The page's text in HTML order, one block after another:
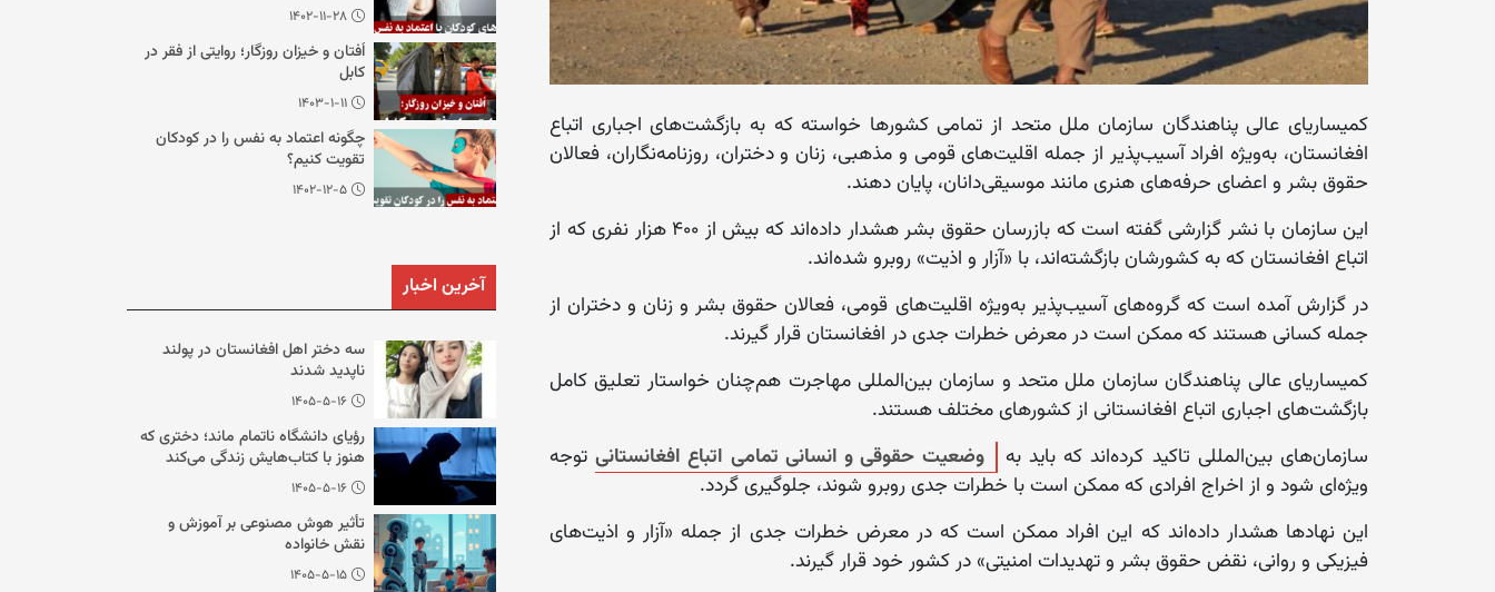
کمیساریای عالی پناهندگان سازمان ملل متحد از تمامی کشورها خواسته که به بازگشت‌های اجباری اتباع
افغانستان، به‌ویژه افراد آسیب‌پذیر از جمله اقلیت‌های قومی و مذهبی، زنان و دختران، روزنامه‌نگاران، فعالان
حقوق بشر و اعضای حرفه‌های هنری مانند موسیقی‌دانان، پایان دهند.
این سازمان با نشر گزارشی گفته است که بازرسان حقوق بشر هشدار داده‌اند که بیش از ۴۰۰ هزار نفری که از
اتباع افغانستان که به کشورشان بازگشته‌اند، با «آزار و اذیت» روبرو شده‌اند.
در گزارش آمده است که گروه‌های آسیب‌پذیر به‌ویژه اقلیت‌های قومی، فعالان حقوق بشر و زنان و دختران از
جمله کسانی هستند که ممکن است در معرض خطرات جدی در افغانستان قرار گیرند.
کمیساریای عالی پناهندگان سازمان ملل متحد و سازمان بین‌المللی مهاجرت هم‌چنان خواستار تعلیق کامل
بازگشت‌های اجباری اتباع افغانستانی از کشورهای مختلف هستند.
سازمان‌های بین‌المللی تاکید کرده‌اند که باید به
وضعیت حقوقی و انسانی تمامی اتباع افغانستانیتوجه
ویژه‌ای شود و از اخراج افرادی که ممکن است با خطرات جدی روبرو شوند، جلوگیری گردد.
این نهادها هشدار داده‌اند که این افراد ممکن است که در معرض خطرات جدی از جمله «آزار و اذیت‌های
فیزیکی و روانی، نقض حقوق بشر و تهدیدات امنیتی» در کشور خود قرار گیرند.
۱۴۰۲-۱۱-۲۸
اُفتان و خیزان روزگار؛ روایتی از فقر در
کابل
۱۴۰۳-۱-۱۱
چگونه اعتماد به نفس را در کودکان
تقویت کنیم؟
۱۴۰۲-۱۲-۵
آخرین اخبار
سه دختر اهل افغانستان در پولند
ناپدید شدند
۱۴۰۵-۵-۱۶
رؤیای دانشگاه ناتمام ماند؛ دختری که
هنوز با کتاب‌هایش زندگی می‌کند
۱۴۰۵-۵-۱۶
تأثیر هوش مصنوعی بر آموزش و
نقش خانواده
۱۴۰۵-۵-۱۵